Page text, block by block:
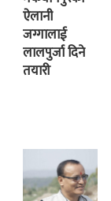
ऐलानी
जग्गालाई
लालपुर्जा दिने
तयारी